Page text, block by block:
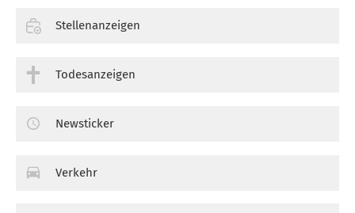
Stellenanzeigen
Todesanzeigen
Newsticker
Verkehr